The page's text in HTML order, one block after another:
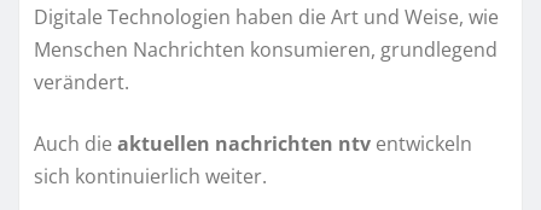
Digitale Technologien haben die Art und Weise, wie
Menschen Nachrichten konsumieren, grundlegend
verändert.
Auch die aktuellen nachrichten ntv entwickeln
sich kontinuierlich weiter.